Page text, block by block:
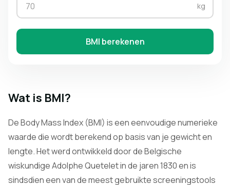
kg
BMI berekenen
Wat is BMI?
De Body Mass Index (BMI) is een eenvoudige numerieke
waarde die wordt berekend op basis van je gewicht en
lengte. Het werd ontwikkeld door de Belgische
wiskundige Adolphe Quetelet in de jaren 1830 en is
sindsdien een van de meest gebruikte screeningstools